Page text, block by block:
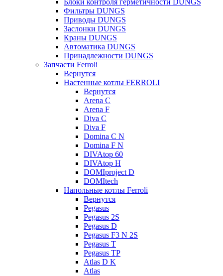
Блоки контроля герметичности DUNGS
Фильтры DUNGS
Приводы DUNGS
Заслонки DUNGS
Краны DUNGS
Автоматика DUNGS
Принадлежности DUNGS
Запчасти Ferroli
Вернутся
Настенные котлы FERROLI
Вернутся
Arena C
Arena F
Diva C
Diva F
Domina C N
Domina F N
DIVAtop 60
DIVAtop H
DOMIproject D
DOMItech
Напольные котлы Ferroli
Вернутся
Pegasus
Pegasus 2S
Pegasus D
Pegasus F3 N 2S
Pegasus T
Pegasus TP
Atlas D K
Atlas